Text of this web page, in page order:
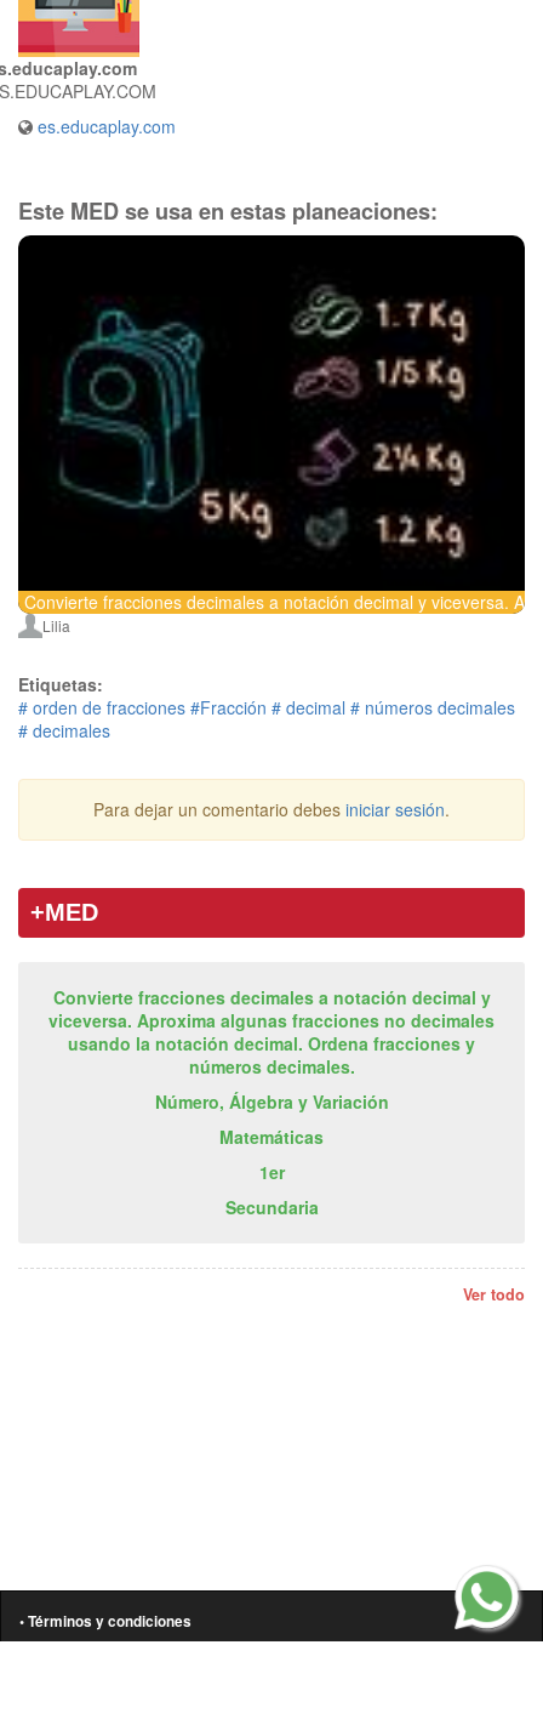
es.educaplay.com
Este MED se usa en estas planeaciones:
Convierte fracciones decimales a notación decimal y viceversa.
Lilia
Etiquetas:
# orden de fracciones #Fracción # decimal # números decimales
# decimales
Para dejar un comentario debes iniciar sesión.
+MED
Convierte fracciones decimales a notación decimal y
viceversa. Aproxima algunas fracciones no decimales
usando la notación decimal. Ordena fracciones y
números decimales.
Número, Álgebra y Variación
Matemáticas
1er
Secundaria
Ver todo
• Términos y condiciones